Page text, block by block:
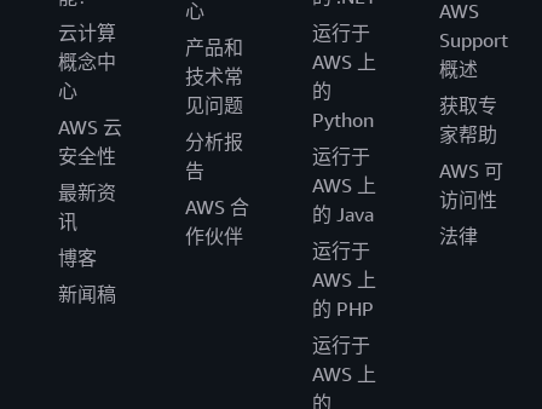
云计算
概念中
心
AWS 云
安全性
最新资
讯
博客
新闻稿
心
产品和
技术常
见问题
分析报
告
AWS 合
作伙伴
运行于
AWS 上
的
Python
运行于
AWS 上
的 Java
运行于
AWS 上
的 PHP
运行于
AWS 上
的
AWS
Support
概述
获取专
家帮助
AWS 可
访问性
法律